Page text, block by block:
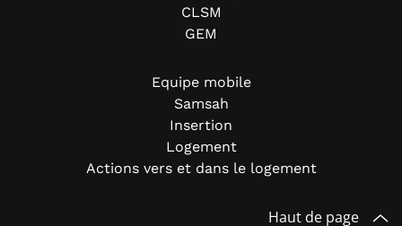
CLSM
GEM
Equipe mobile
Samsah
Insertion
Logement
Actions vers et dans le logement
Haut de page